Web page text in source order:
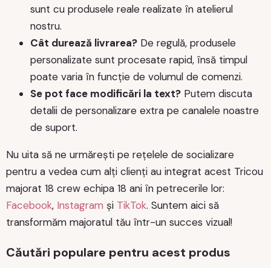
sunt cu produsele reale realizate în atelierul
nostru.
Cât durează livrarea? De regulă, produsele
personalizate sunt procesate rapid, însă timpul
poate varia în funcție de volumul de comenzi.
Se pot face modificări la text? Putem discuta
detalii de personalizare extra pe canalele noastre
de suport.
Nu uita să ne urmărești pe rețelele de socializare
pentru a vedea cum alți clienți au integrat acest Tricou
majorat 18 crew echipa 18 ani în petrecerile lor:
Facebook, Instagram și TikTok. Suntem aici să
transformăm majoratul tău într-un succes vizual!
Căutări populare pentru acest produs